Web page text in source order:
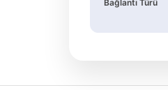
Bağlantı Türü